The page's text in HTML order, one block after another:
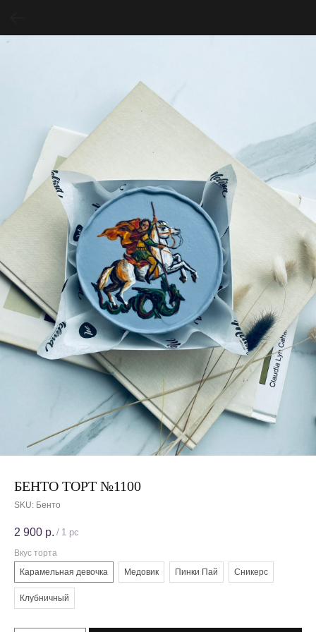
БЕНТО ТОРТ №1100
SKU: Бенто
2 900 р. / 1 pc
Вкус торта
Карамельная девочка
Медовик Пинки Пай Сникерс
Клубничный